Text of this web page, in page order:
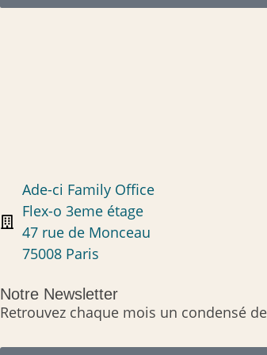
Ade-ci Family Office
Flex-o 3eme étage
47 rue de Monceau
75008 Paris
Notre Newsletter
Retrouvez chaque mois un condensé